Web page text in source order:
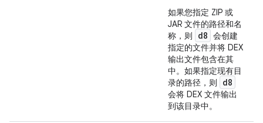
如果您指定 ZIP 或
JAR 文件的路径和名
称，则
d8 会创建
指定的文件并将 DEX
输出文件包含在其
中。如果指定现有目
录的路径，则
d8
会将 DEX 文件输出
到该目录中。